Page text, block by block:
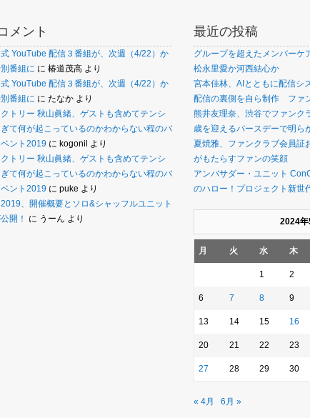
メント
YouTube 配信３番組が、次週（4/22）か
番組に に 椿道茂高 より
YouTube 配信３番組が、次週（4/22）か
番組に に たなか より
トリー 秋山眞緒、ゲストも含めてテンシ
ぎて何が起こっているのかわからない程のバ
ント2019 に kogonil より
トリー 秋山眞緒、ゲストも含めてテンシ
ぎて何が起こっているのかわからない程のバ
ント2019 に puke より
、開催概要とソロ&シャッフルユニット
開！
に うーん より
最近の投稿
グループを超えたメンバー
松永里愛か河西結心か
宮本佳林、AIとともに配信
配信の裏側を自ら制作 ファ
熊井友理奈、渋谷でファン
歳を迎えるバースデーで明ら
夏焼雅、ファンクラブ会員
がもたらすファンの笑顔
アンバサダー・ユニット
のハロー！プロジェクト新世
2024年
月 火 水 木
1 2
6 7 8 9
13 14 15 16
20 21 22 23
27 28 29 30
« 4月 6月 »